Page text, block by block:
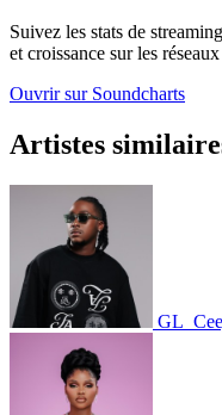
Suivez les stats de
et croissance sur les
Ouvrir sur Soundcharts
Artistes